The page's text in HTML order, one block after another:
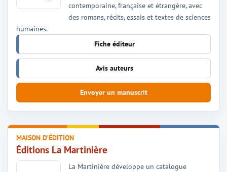
MAISON D'ÉDITION
Éditions La Martinière
La Martinière développe un catalogue
contemporaine, française et étrangère, avec
des romans, récits, essais et textes de sciences
humaines.
Fiche éditeur
Avis auteurs
Envoyer un manuscrit